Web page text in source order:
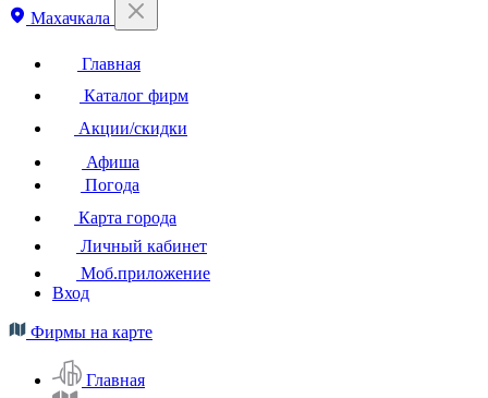
Махачкала
Главная
Каталог фирм
Акции/скидки
Афиша
Погода
Карта города
Личный кабинет
Моб.приложение
Вход
Фирмы на карте
Главная